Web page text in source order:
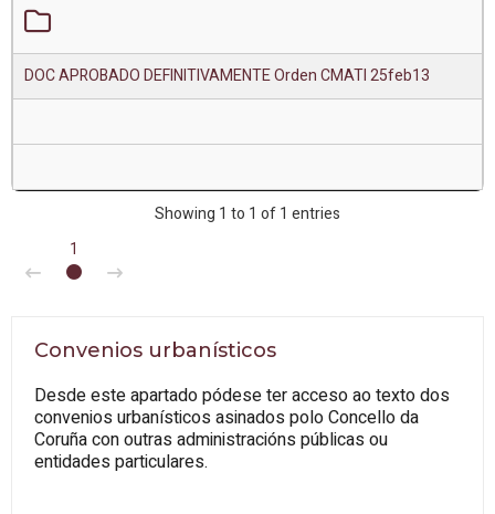
DOC APROBADO DEFINITIVAMENTE Orden CMATI 25feb13
Showing 1 to 1 of 1 entries
1
Convenios urbanísticos
Desde este apartado pódese ter acceso ao texto dos
convenios urbanísticos asinados polo Concello da
Coruña con outras administracións públicas ou
entidades particulares.